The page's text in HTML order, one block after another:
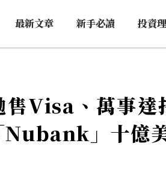
最新文章 新手必讀 投資
售Visa、萬事達
Nubank」十億